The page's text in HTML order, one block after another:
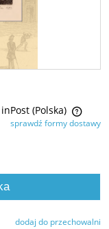
(Polska)
sprawdź formy dostawy
dodaj do przechowalni